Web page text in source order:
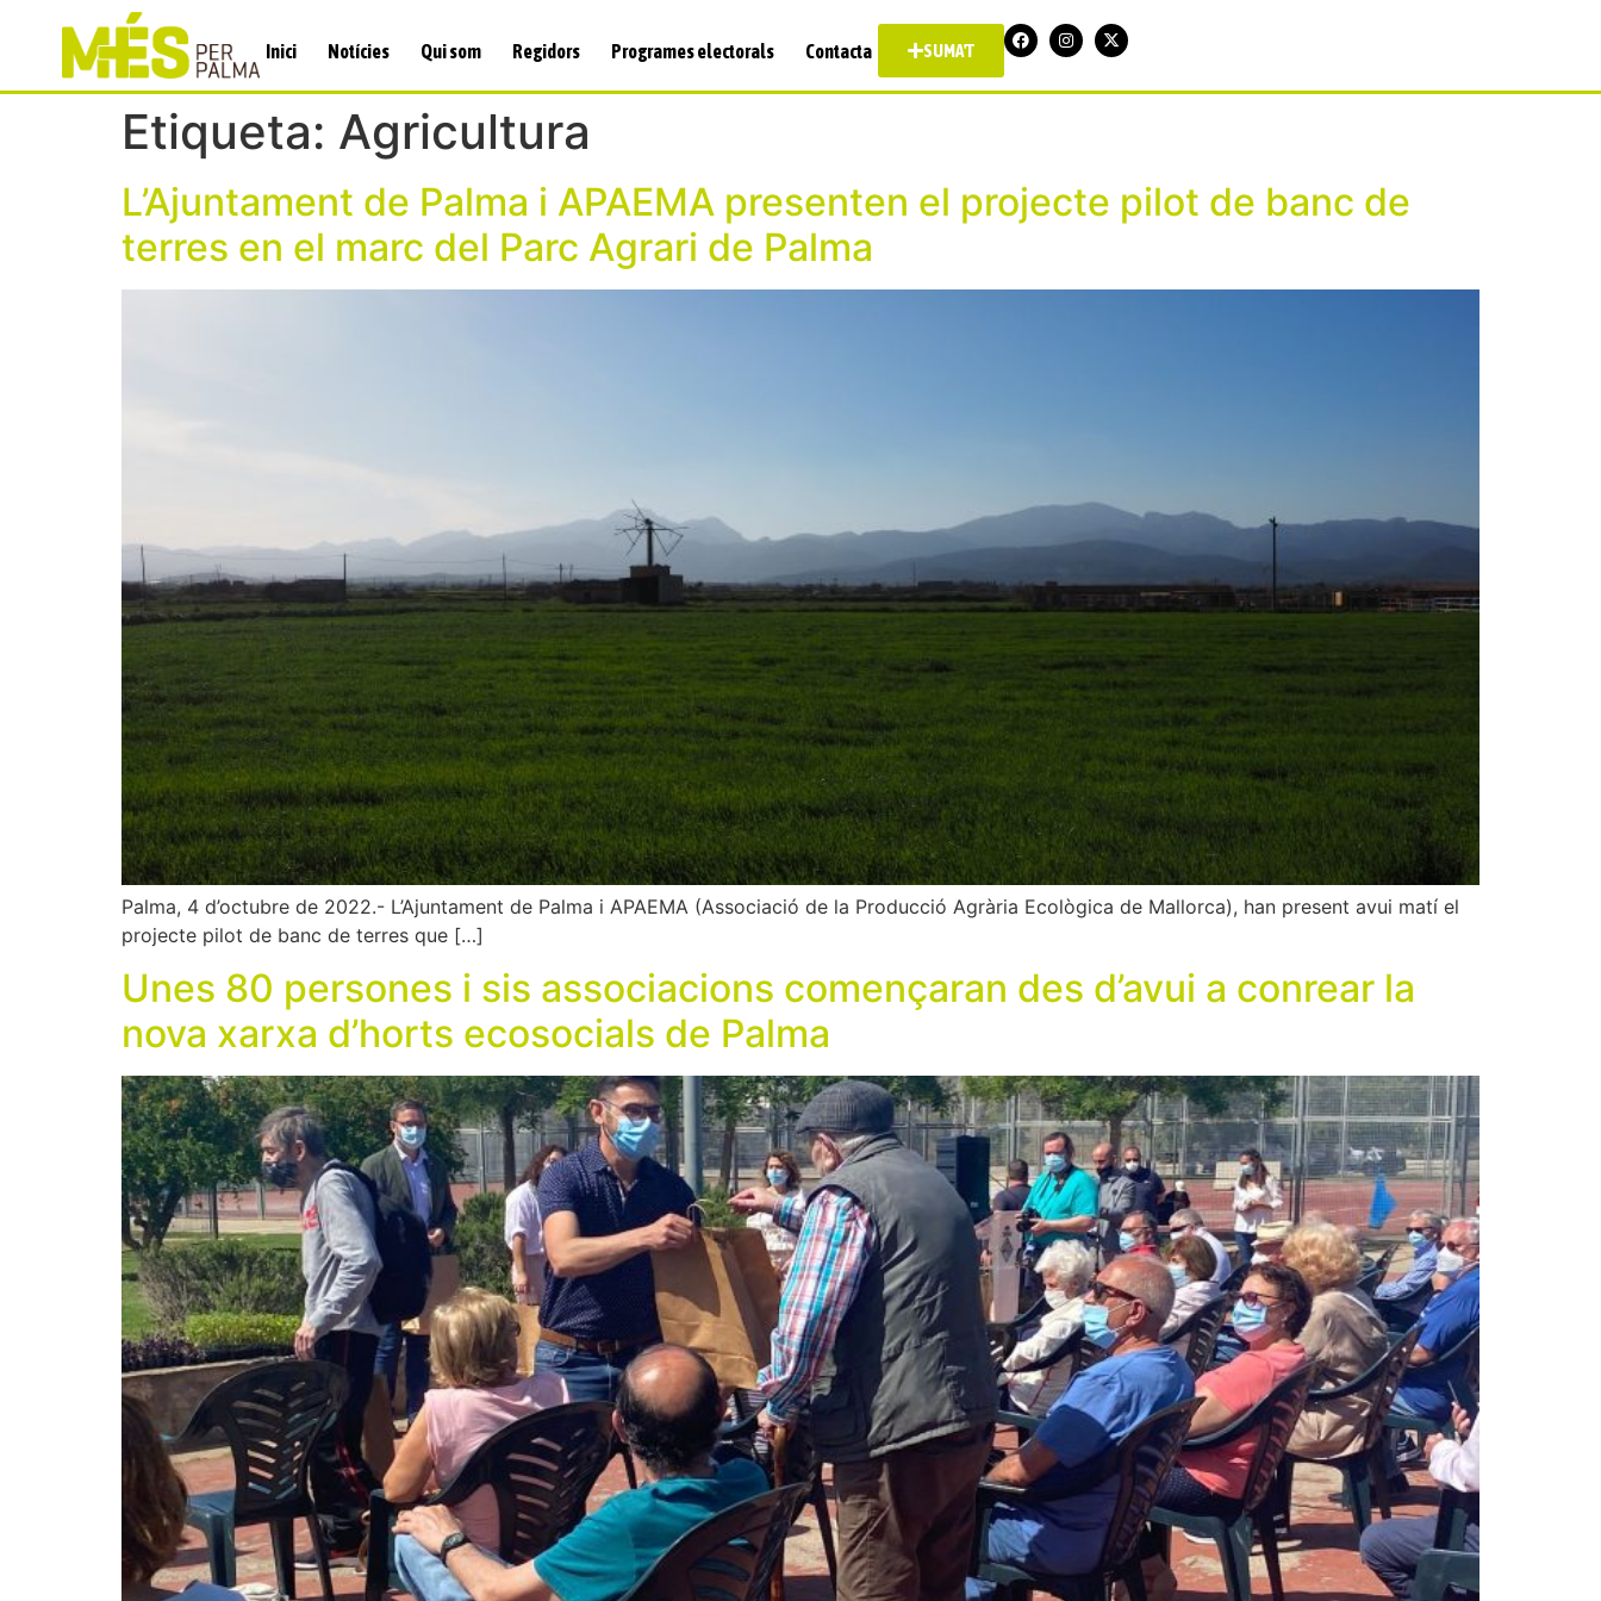
Inici Notícies Qui som Regidors Programes electorals Contacta SUMA'T
Etiqueta: Agricultura
L’Ajuntament de Palma i APAEMA presenten el projecte pilot de banc de
terres en el marc del Parc Agrari de Palma
Palma, 4 d’octubre de 2022.- L’Ajuntament de Palma i APAEMA (Associació de la Producció Agrària Ecològica de Mallorca), han present avui matí el
projecte pilot de banc de terres que […]
Unes 80 persones i sis associacions començaran des d’avui a conrear la
nova xarxa d’horts ecosocials de Palma